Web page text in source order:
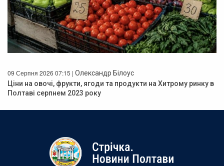
09 Серпня 2026 07:15 | Олександр Білоус
Ціни на овочі, фрукти, ягоди та продукти на Хитрому ринку в
Полтаві серпнем 2023 року